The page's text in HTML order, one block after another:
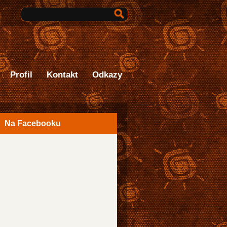
Profil Kontakt Odkazy
Na Facebooku